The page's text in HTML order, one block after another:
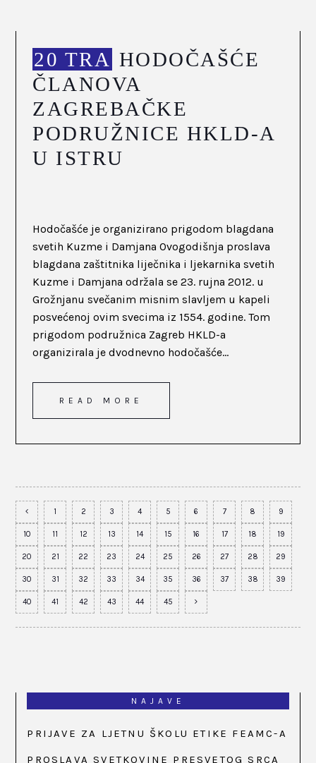
20 TRA HODOČAŠĆE
ČLANOVA
ZAGREBAČKE
PODRUŽNICE HKLD-A
U ISTRU
Hodočašće je organizirano prigodom blagdana
svetih Kuzme i Damjana Ovogodišnja proslava
blagdana zaštitnika liječnika i ljekarnika svetih
Kuzme i Damjana održala se 23. rujna 2012. u
Grožnjanu svečanim misnim slavljem u kapeli
posvećenoj ovim svecima iz 1554. godine. Tom
prigodom podružnica Zagreb HKLD-a
organizirala je dvodnevno hodočašće...
READ MORE
1 2 3 4 5 6 7 8 9
10 11 12 13 14 15 16 17 18 19
20 21 22 23 24 25 26 27 28 29
30 31 32 33 34 35 36 37 38 39
40 41 42 43 44 45
NAJAVE
PRIJAVE ZA LJETNU ŠKOLU ETIKE FEAMC-A
PROSLAVA SVETKOVINE PRESVETOG SRCA